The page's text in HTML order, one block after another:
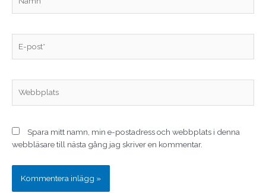
post*
Spara mitt namn, min e-postadress och webbplats i denna
webbläsare till nästa gång jag skriver en kommentar.